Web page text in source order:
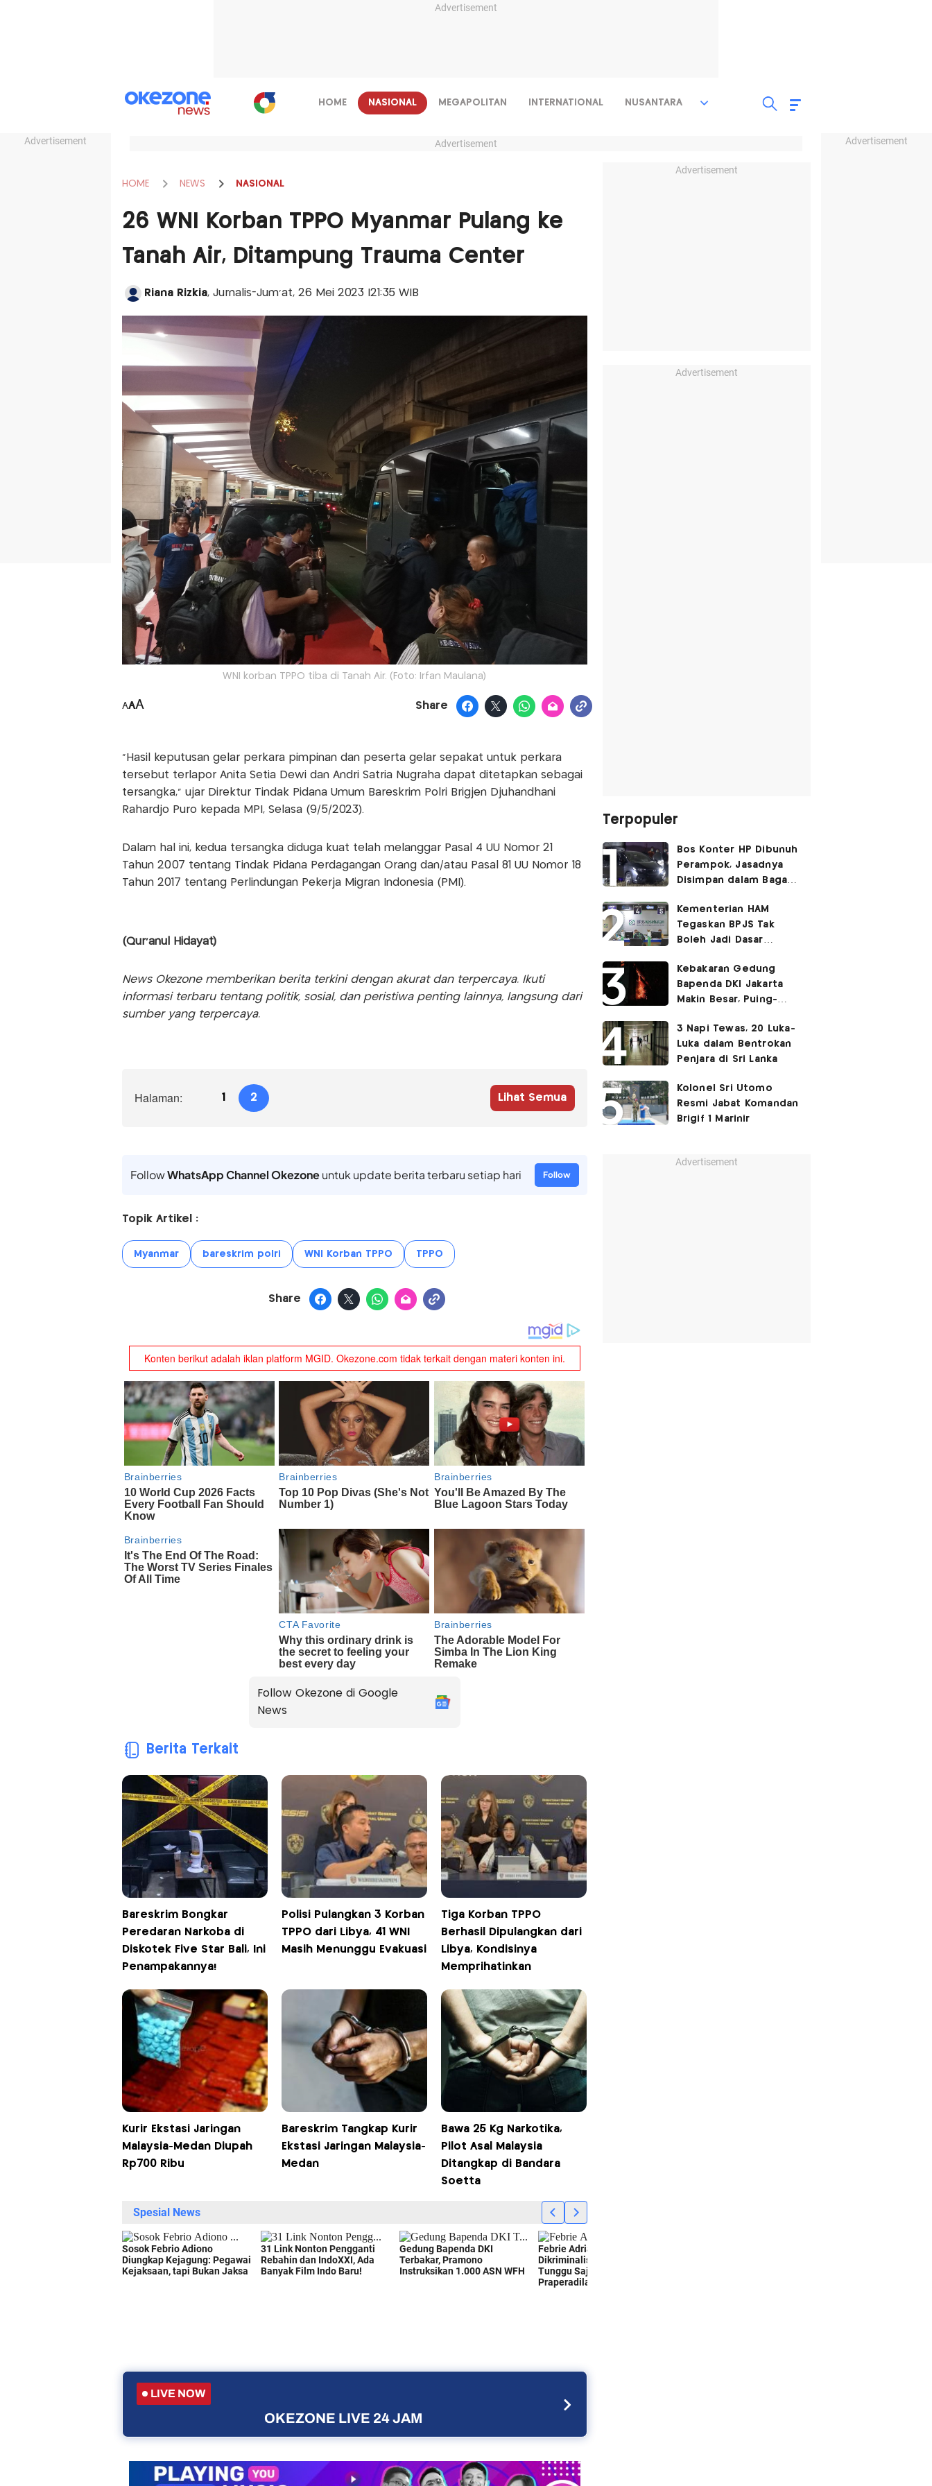
Advertisement
Advertisement Advertisement
HOME NASIONAL MEGAPOLITAN INTERNATIONAL NUSANTARA
Advertisement
HOME NEWS NASIONAL
26 WNI Korban TPPO Myanmar Pulang ke
Tanah Air, Ditampung Trauma Center
Riana Rizkia, Jurnalis-Jum'at, 26 Mei 2023 |21:35 WIB
WNI korban TPPO tiba di Tanah Air. (Foto: Irfan Maulana)
AAA Share
"Hasil keputusan gelar perkara pimpinan dan peserta gelar sepakat untuk perkara
tersebut terlapor Anita Setia Dewi dan Andri Satria Nugraha dapat ditetapkan sebagai
tersangka," ujar Direktur Tindak Pidana Umum Bareskrim Polri Brigjen Djuhandhani
Rahardjo Puro kepada MPI, Selasa (9/5/2023).
Dalam hal ini, kedua tersangka diduga kuat telah melanggar Pasal 4 UU Nomor 21
Tahun 2007 tentang Tindak Pidana Perdagangan Orang dan/atau Pasal 81 UU Nomor 18
Tahun 2017 tentang Perlindungan Pekerja Migran Indonesia (PMI).
(Qur'anul Hidayat)
News Okezone memberikan berita terkini dengan akurat dan terpercaya. Ikuti
informasi terbaru tentang politik, sosial, dan peristiwa penting lainnya, langsung dari
sumber yang terpercaya.
Halaman: 1 2 Lihat Semua
FollowWhatsApp Channel Okezoneuntuk update berita terbaru setiap hari Follow
Topik Artikel :
Myanmar bareskrim polri WNI Korban TPPO TPPO
Share
Follow Okezone di Google
News
Berita Terkait
Bareskrim Bongkar
Peredaran Narkoba di
Diskotek Five Star Bali, Ini
Penampakannya!
Polisi Pulangkan 3 Korban
TPPO dari Libya, 41 WNI
Masih Menunggu Evakuasi
Tiga Korban TPPO
Berhasil Dipulangkan dari
Libya, Kondisinya
Memprihatinkan
Kurir Ekstasi Jaringan
Malaysia-Medan Diupah
Rp700 Ribu
Bareskrim Tangkap Kurir
Ekstasi Jaringan Malaysia-
Medan
Bawa 25 Kg Narkotika,
Pilot Asal Malaysia
Ditangkap di Bandara
Soetta
LIVE NOW
OKEZONE LIVE 24 JAM
Advertisement
Advertisement
Terpopuler
Bos Konter HP Dibunuh
Perampok, Jasadnya
Disimpan dalam Bagasi
Kementerian HAM
Tegaskan BPJS Tak
Boleh Jadi Dasar
Layanan Kesehatan
Kebakaran Gedung
Bapenda DKI Jakarta
Makin Besar, Puing-
3 Napi Tewas, 20 Luka-
Luka dalam Bentrokan
Penjara di Sri Lanka
Kolonel Sri Utomo
Resmi Jabat Komandan
Brigif 1 Marinir
Advertisement